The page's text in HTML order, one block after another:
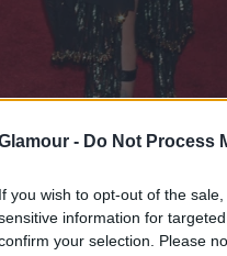
- Do Not Process
If you wish to opt-out of the
information for
your selection. Please
as Met gálán